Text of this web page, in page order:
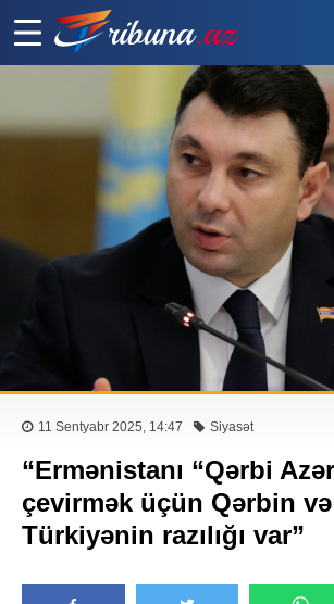
11 Sentyabr 2025, 14:47 Siyasət
“Ermənistanı “Qərbi
çevirmək üçün Qərbin və
Türkiyənin razılığı var”